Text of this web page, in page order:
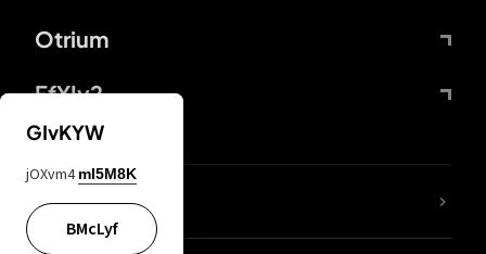
Otrium
FfYIy2
KIjvtr
GIvKYW
jOXvm4 mI5M8K
BMcLyf